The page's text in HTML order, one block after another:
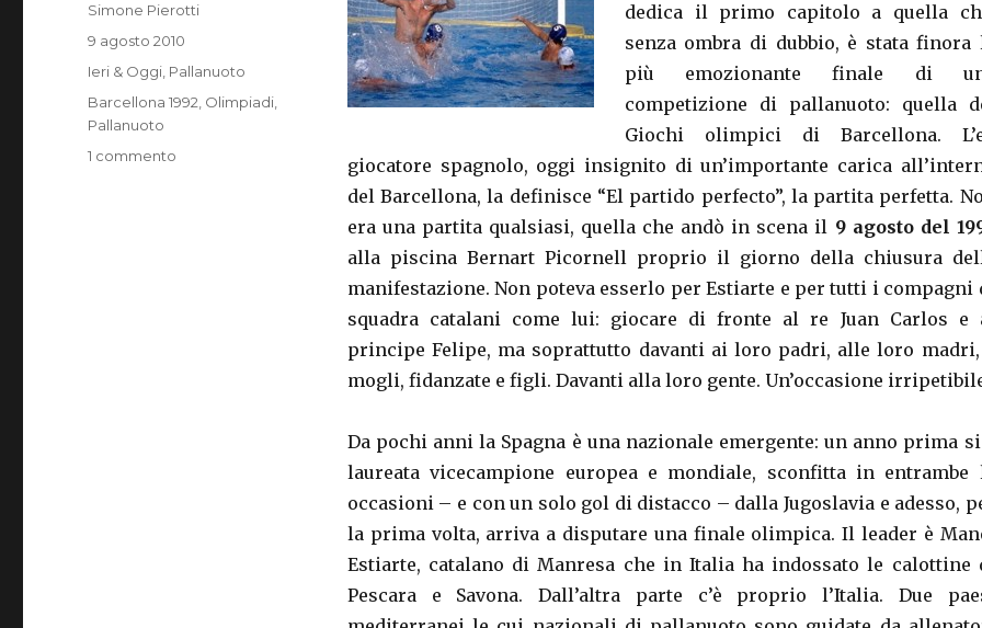
dedica il primo capitolo a quella
senza ombra di dubbio, è stata finora
più emozionante finale di
competizione di pallanuoto: quella
Giochi olimpici di Barcellona.
giocatore spagnolo, oggi insignito di un’importante carica
del Barcellona, la definisce “El partido perfecto”, la partita perfetta.
era una partita qualsiasi, quella che andò in scena il 9 agosto del
alla piscina Bernart Picornell proprio il giorno della chiusura
manifestazione. Non poteva esserlo per Estiarte e per tutti i compagni
squadra catalani come lui: giocare di fronte al re Juan Carlos e
principe Felipe, ma soprattutto davanti ai loro padri, alle loro madri,
mogli, fidanzate e figli. Davanti alla loro gente. Un’occasione
Da pochi anni la Spagna è una nazionale emergente: un anno prima
laureata vicecampione europea e mondiale, sconfitta in entrambe
occasioni – e con un solo gol di distacco – dalla Jugoslavia e adesso,
la prima volta, arriva a disputare una finale olimpica. Il leader è
Estiarte, catalano di Manresa che in Italia ha indossato le calottine
Pescara e Savona. Dall’altra parte c’è proprio l’Italia. Due
Autore
Simone Pierotti
Pubblicato
il
9 agosto 2010
Categorie
Ieri & Oggi Pallanuoto
Tag
Barcellona 1992 Olimpiadi
Pallanuoto
1 commento